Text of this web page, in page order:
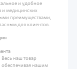
и удобное
и медицинских
преимуществами,
для клиентов.
наш товар
обеспечивая нашим